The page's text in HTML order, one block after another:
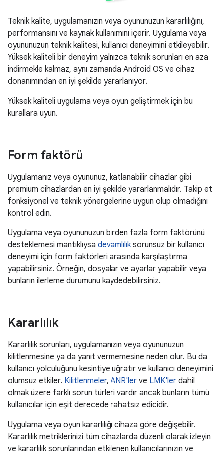
Teknik kalite, uygulamanızın veya oyununuzun kararlılığını,
performansını ve kaynak kullanımını içerir. Uygulama veya
oyununuzun teknik kalitesi, kullanıcı deneyimini etkileyebilir.
Yüksek kaliteli bir deneyim yalnızca teknik sorunları en aza
indirmekle kalmaz, aynı zamanda Android OS ve cihaz
donanımından en iyi şekilde yararlanıyor.
Yüksek kaliteli uygulama veya oyun geliştirmek için bu
kurallara uyun.
Form faktörü
Uygulamanız veya oyununuz, katlanabilir cihazlar gibi
premium cihazlardan en iyi şekilde yararlanmalıdır. Takip et
fonksiyonel ve teknik yönergelerine uygun olup olmadığını
kontrol edin.
Uygulama veya oyununuzun birden fazla form faktörünü
desteklemesi mantıklıysa devamlılıksorunsuz bir kullanıcı
deneyimi için form faktörleri arasında karşılaştırma
yapabilirsiniz. Örneğin, dosyalar ve ayarlar yapabilir veya
bunların ilerleme durumunu kaydedebilirsiniz.
Kararlılık
Kararlılık sorunları, uygulamanızın veya oyununuzun
kilitlenmesine ya da yanıt vermemesine neden olur. Bu da
kullanıcı yolculuğunu kesintiye uğratır ve kullanıcı deneyimini
olumsuz etkiler. Kilitlenmeler, ANR'ler ve LMK'ler dahil
olmak üzere farklı sorun türleri vardır ancak bunların tümü
kullanıcılar için eşit derecede rahatsız edicidir.
Uygulama veya oyun kararlılığı cihaza göre değişebilir.
Kararlılık metriklerinizi tüm cihazlarda düzenli olarak izleyin
ve kararlılık sorunlarından etkilenen kullanıcılarınızın ve